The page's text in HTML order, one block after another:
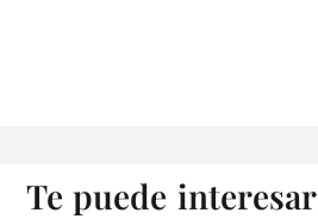
Te puede interesar